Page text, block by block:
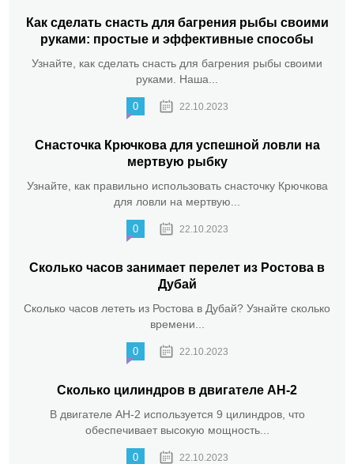
Как сделать снасть для багрения рыбы своими
руками: простые и эффективные способы
Узнайте, как сделать снасть для багрения рыбы своими
руками. Наша...
0 22.10.2023
Снасточка Крючкова для успешной ловли на
мертвую рыбку
Узнайте, как правильно использовать снасточку Крючкова
для ловли на мертвую...
0 22.10.2023
Сколько часов занимает перелет из Ростова в
Дубай
Сколько часов лететь из Ростова в Дубай? Узнайте сколько
времени...
0 22.10.2023
Сколько цилиндров в двигателе АН-2
В двигателе АН-2 используется 9 цилиндров, что
обеспечивает высокую мощность...
0 22.10.2023